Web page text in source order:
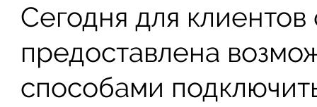
Сегодня для
предоставлена
способами